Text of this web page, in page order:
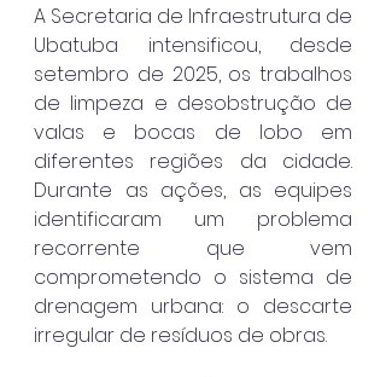
A Secretaria de Infraestrutura de
Ubatuba intensificou, desde
setembro de 2025, os trabalhos
de limpeza e desobstrução de
valas e bocas de lobo em
diferentes regiões da cidade.
Durante as ações, as equipes
identificaram um problema
recorrente que vem
comprometendo o sistema de
drenagem urbana: o descarte
irregular de resíduos de obras.